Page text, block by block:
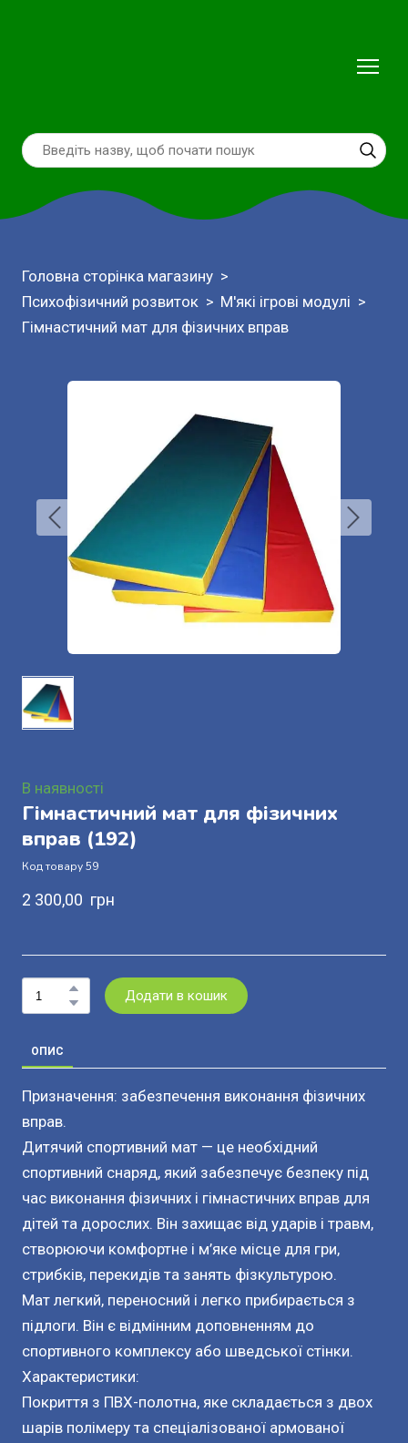
Головна сторінка магазину
Психофізичний розвиток
М'які ігрові модулі
Гімнастичний мат для фізичних вправ
В наявності
Гімнастичний мат для фізичних
вправ (192)
Код товару 59
2 300,00  грн
Додати в кошик
ОПИС
Призначення: забезпечення виконання фізичних
вправ.
Дитячий спортивний мат — це необхідний
спортивний снаряд, який забезпечує безпеку під
час виконання фізичних і гімнастичних вправ для
дітей та дорослих. Він захищає від ударів і травм,
створюючи комфортне і м’яке місце для гри,
стрибків, перекидів та занять фізкультурою.
Мат легкий, переносний і легко прибирається з
підлоги. Він є відмінним доповненням до
спортивного комплексу або шведської стінки.
Характеристики:
Покриття з ПВХ-полотна, яке складається з двох
шарів полімеру та спеціалізованої армованої